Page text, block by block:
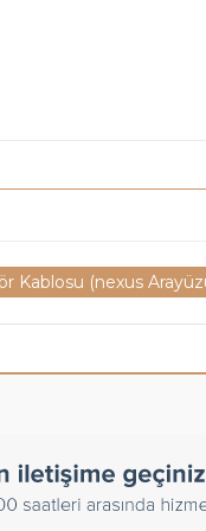
Kablosu (nexus